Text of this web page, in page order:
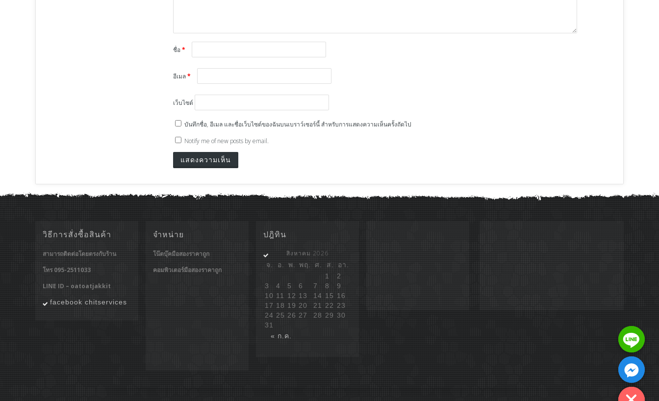
ชื่อ*
อีเมล*
เว็บไซต์
บันทึกชื่อ, อีเมล และชื่อเว็บไซต์ของฉันบนเบราว์เซอร์นี้ สำหรับการแสดงความเห็นครั้งถัดไป
Notify me of new posts by email.
วิธีการสั่งซื้อสินค้า
สามารถติดต่อโดยตรงกับร้าน
โทร 095-2511033
LINE ID – oatoatjakkit
facebook chitservices
จำหน่าย
โน๊ตบุ๊คมือสองราคาถูก
คอมพิวเตอร์มือสองราคาถูก
ปฎิทิน
สิงหาคม 2026
จ. อ. พ. พฤ. ศ. ส.
อา.
1
2
3
4 5 6 7 8
9
10 11 12 13 14 15 16
17 18 19 20 21 22 23
24 25 26 27 28 29 30
31
« ก.ค.